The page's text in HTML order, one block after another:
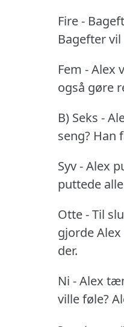
Fire -
Bagefter
Fem - Alex
også gøre
B) Seks -
seng? Han
Syv - Alex
puttede
Otte - Til
gjorde
der.
Ni - Alex
ville føle?